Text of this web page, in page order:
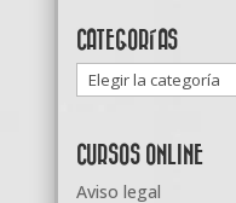
CATEGORÍAS
Categorías
CURSOS ONLINE
Aviso legal